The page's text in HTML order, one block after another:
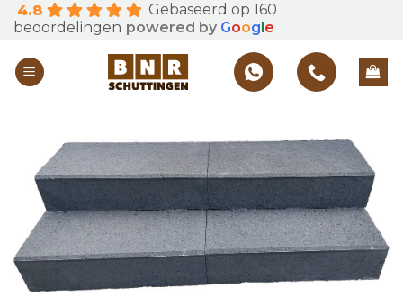
Skip
to
content
4.8
Gebaseerd op 160
beoordelingen powered by Goog e